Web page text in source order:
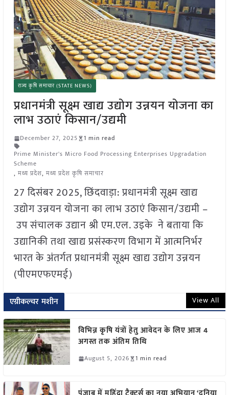
राज्य कृषि समाचार (STATE NEWS)
प्रधानमंत्री सूक्ष्म खाद्य उद्योग उन्नयन योजना का
लाभ उठाएं किसान/उद्यमी
December 27, 2025
1 min read
Prime Minister's Micro Food Processing Enterprises Upgradation
Scheme
, मध्य प्रदेश, मध्य प्रदेश कृषि समाचार
27 दिसंबर 2025, छिंदवाड़ा: प्रधानमंत्री सूक्ष्म खाद्य
उद्योग उन्नयन योजना का लाभ उठाएं किसान/उद्यमी –
उप संचालक उद्यान श्री एम.एल. उइके ने बताया कि
उद्यानिकी तथा खाद्य प्रसंस्करण विभाग में आत्मनिर्भर
भारत के अंतर्गत प्रधानमंत्री सूक्ष्म खाद्य उद्योग उन्नयन
(पीएमएफएमई)
एग्रीकल्चर मशीन View All
विभिन्न कृषि यंत्रों हेतु आवेदन के लिए आज 4
अगस्त तक अंतिम तिथि
August 5, 2026 1 min read